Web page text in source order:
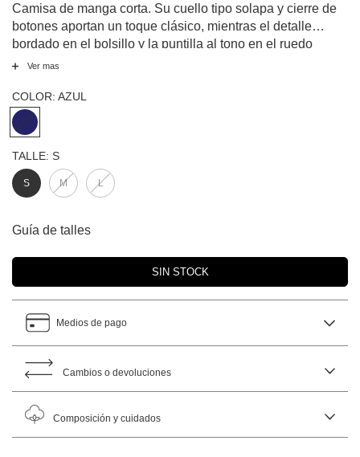
Camisa de manga corta. Su cuello tipo solapa y cierre de
botones aportan un toque clásico, mientras el detalle
bordado en el bolsillo y la puntilla al tono en el ruedo
suman un acento femenino y moderno. Confeccionada en
casa.
Ver mas
TALLE: S
S M L
COLOR: AZUL
Guía de talles
Medios de pago
Cambios o devoluciones
Composición y cuidados